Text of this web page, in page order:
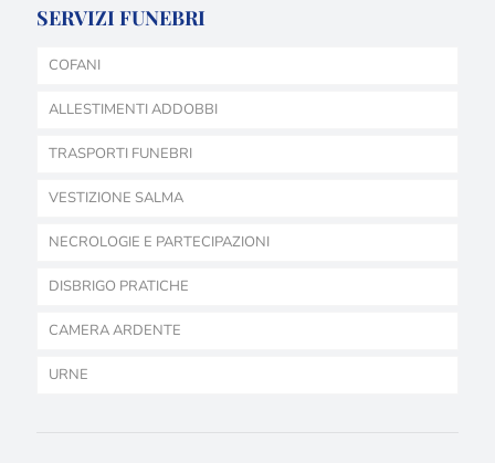
SERVIZI FUNEBRI
COFANI
ALLESTIMENTI ADDOBBI
TRASPORTI FUNEBRI
VESTIZIONE SALMA
NECROLOGIE E PARTECIPAZIONI
DISBRIGO PRATICHE
CAMERA ARDENTE
URNE